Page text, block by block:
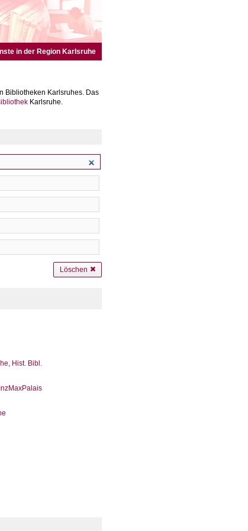
in der Region Karlsruhe
Bibliotheken Karlsruhes. Das
Karlsruhe.
Löschen
Hist. Bibl.